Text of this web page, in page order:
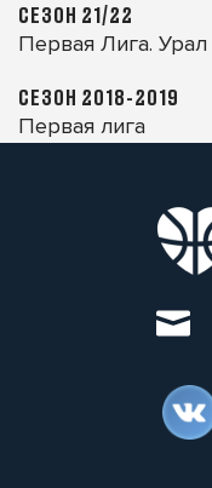
СЕЗОН 21/22
Первая Лига. Урал
СЕЗОН 2018-2019
Первая лига